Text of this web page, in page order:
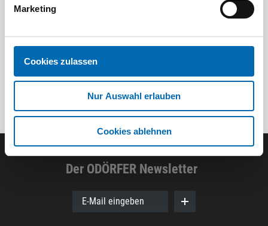
Marketing
Cookies zulassen
Nur Auswahl erlauben
Cookies ablehnen
Der ODÖRFER Newsletter
E-Mail eingeben